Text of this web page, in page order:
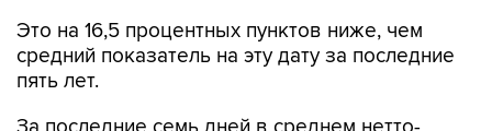
Это на 16,5 процентных пунктов ниже, чем
средний показатель на эту дату за последние
пять лет.